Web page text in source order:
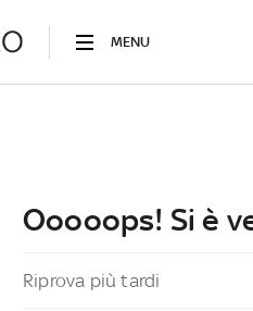
MENU
Ooooops! Si è
Riprova più tardi